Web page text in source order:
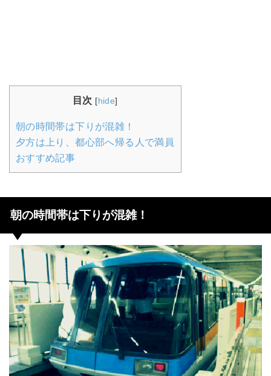
目次 [hide]
朝の時間帯は下りが混雑！
夕方は上り、都心部へ帰る人で満員
おすすめ記事
朝の時間帯は下りが混雑！